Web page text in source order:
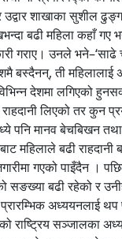
शाखाका सुशील
बढी महिला कहाँ गए
गराए। उनले भने–‘साढे
बस्दैनन्, ती महिलालाई
देशमा लगिएको
लिएको तर कुन
पनि मानव बेचबिखन
महिलाले बढी राहदानी
गएको पाइँदैन ।
सङख्या बढी रहेको र
अध्ययनलाई थप
राष्ट्रिय सञ्जालका